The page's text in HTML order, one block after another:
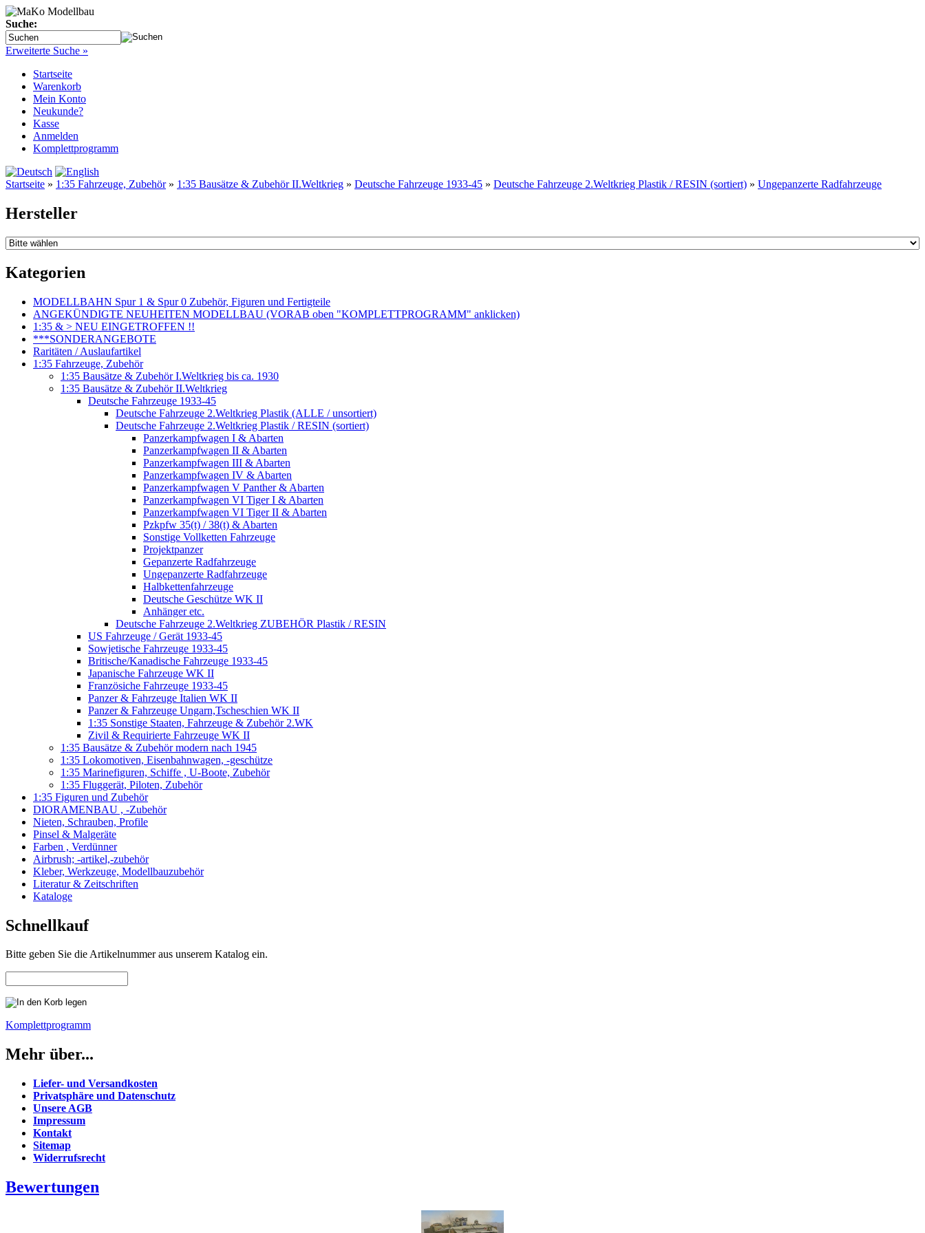
Suche:
Erweiterte Suche »
Startseite
Warenkorb
Mein Konto
Neukunde?
Kasse
Anmelden
Komplettprogramm
Startseite » 1:35 Fahrzeuge, Zubehör» 1:35 Bausätze & Zubehör II.Weltkrieg » Deutsche Fahrzeuge 1933-45 » Deutsche Fahrzeuge 2.Weltkrieg Plastik / RESIN (sortiert) » Ungepanzerte Radfahrzeuge
Hersteller
Kategorien
MODELLBAHN Spur 1 & Spur 0 Zubehör, Figuren und Fertigteile
ANGEKÜNDIGTE NEUHEITEN MODELLBAU (VORAB oben "KOMPLETTPROGRAMM" anklicken)
1:35 & > NEU EINGETROFFEN !!
***SONDERANGEBOTE
Raritäten / Auslaufartikel
1:35 Fahrzeuge, Zubehör
1:35 Bausätze & Zubehör I.Weltkrieg bis ca. 1930
1:35 Bausätze & Zubehör II.Weltkrieg
Deutsche Fahrzeuge 1933-45
Deutsche Fahrzeuge 2.Weltkrieg Plastik (ALLE / unsortiert)
Deutsche Fahrzeuge 2.Weltkrieg Plastik / RESIN (sortiert)
Panzerkampfwagen I & Abarten
Panzerkampfwagen II & Abarten
Panzerkampfwagen III & Abarten
Panzerkampfwagen IV & Abarten
Panzerkampfwagen V Panther & Abarten
Panzerkampfwagen VI Tiger I & Abarten
Panzerkampfwagen VI Tiger II & Abarten
Pzkpfw 35(t) / 38(t) & Abarten
Sonstige Vollketten Fahrzeuge
Projektpanzer
Gepanzerte Radfahrzeuge
Ungepanzerte Radfahrzeuge
Halbkettenfahrzeuge
Deutsche Geschütze WK II
Anhänger etc.
Deutsche Fahrzeuge 2.Weltkrieg ZUBEHÖR Plastik / RESIN
US Fahrzeuge / Gerät 1933-45
Sowjetische Fahrzeuge 1933-45
Britische/Kanadische Fahrzeuge 1933-45
Japanische Fahrzeuge WK II
Französiche Fahrzeuge 1933-45
Panzer & Fahrzeuge Italien WK II
Panzer & Fahrzeuge Ungarn,Tscheschien WK II
1:35 Sonstige Staaten, Fahrzeuge & Zubehör 2.WK
Zivil & Requirierte Fahrzeuge WK II
1:35 Bausätze & Zubehör modern nach 1945
1:35 Lokomotiven, Eisenbahnwagen, -geschütze
1:35 Marinefiguren, Schiffe , U-Boote, Zubehör
1:35 Fluggerät, Piloten, Zubehör
1:35 Figuren und Zubehör
DIORAMENBAU , -Zubehör
Nieten, Schrauben, Profile
Pinsel & Malgeräte
Farben , Verdünner
Airbrush; -artikel,-zubehör
Kleber, Werkzeuge, Modellbauzubehör
Literatur & Zeitschriften
Kataloge
Schnellkauf
Bitte geben Sie die Artikelnummer aus unserem Katalog ein.
Komplettprogramm
Mehr über...
Liefer- und Versandkosten
Privatsphäre und Datenschutz
Unsere AGB
Impressum
Kontakt
Sitemap
Widerrufsrecht
Bewertungen